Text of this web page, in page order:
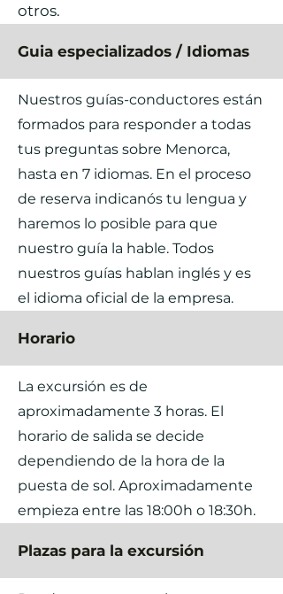
otros.
Guia especializados / Idiomas
Nuestros guías-conductores están
formados para responder a todas
tus preguntas sobre Menorca,
hasta en 7 idiomas. En el proceso
de reserva indicanós tu lengua y
haremos lo posible para que
nuestro guía la hable. Todos
nuestros guías hablan inglés y es
el idioma oficial de la empresa.
Horario
La excursión es de
aproximadamente 3 horas. El
horario de salida se decide
dependiendo de la hora de la
puesta de sol. Aproximadamente
empieza entre las 18:00h o 18:30h.
Plazas para la excursión